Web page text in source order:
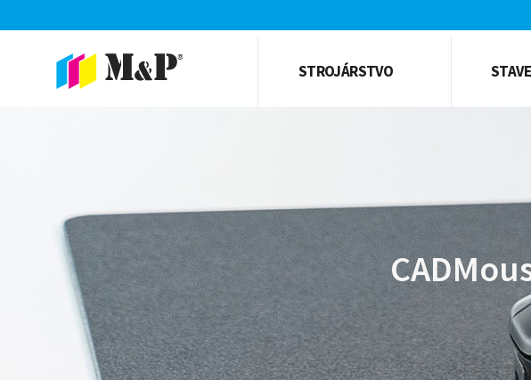
STROJÁRSTVO